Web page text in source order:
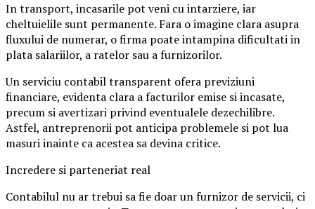
In transport, incasarile pot veni cu intarziere, iar
cheltuielile sunt permanente. Fara o imagine clara asupra
fluxului de numerar, o firma poate intampina dificultati in
plata salariilor, a ratelor sau a furnizorilor.
Un serviciu contabil transparent ofera previziuni
financiare, evidenta clara a facturilor emise si incasate,
precum si avertizari privind eventualele dezechilibre.
Astfel, antreprenorii pot anticipa problemele si pot lua
masuri inainte ca acestea sa devina critice.
Incredere si parteneriat real
Contabilul nu ar trebui sa fie doar un furnizor de servicii, ci